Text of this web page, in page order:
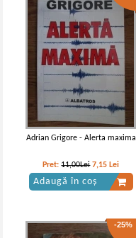
Adrian Grigore - Alerta maxima
Pret:11,00Lei 7,15 Lei
Adaugă în coș
-25%